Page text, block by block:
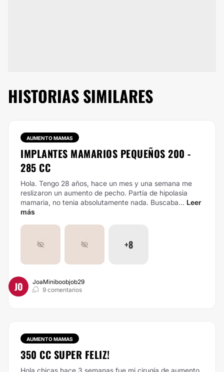
HISTORIAS SIMILARES
AUMENTO MAMAS
IMPLANTES MAMARIOS PEQUEÑOS 200 -
285 CC
Hola. Tengo 28 años, hace un mes y una semana me
reslizaron un aumento de pecho. Partía de hipolasia
mamaria, no tenia absolutamente nada. Buscaba... Leer
más
+8
JO
JoaMiniboobjob29
9 comentarios
AUMENTO MAMAS
350 CC SUPER FELIZ!
Hola chicas hace 3 semanas fue mi cirugía de aumento